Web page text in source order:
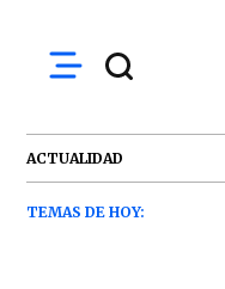
ACTUALIDAD
TEMAS DE HOY: